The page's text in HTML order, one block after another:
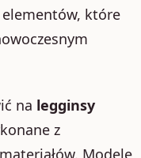
które
na legginsy
z
Modele